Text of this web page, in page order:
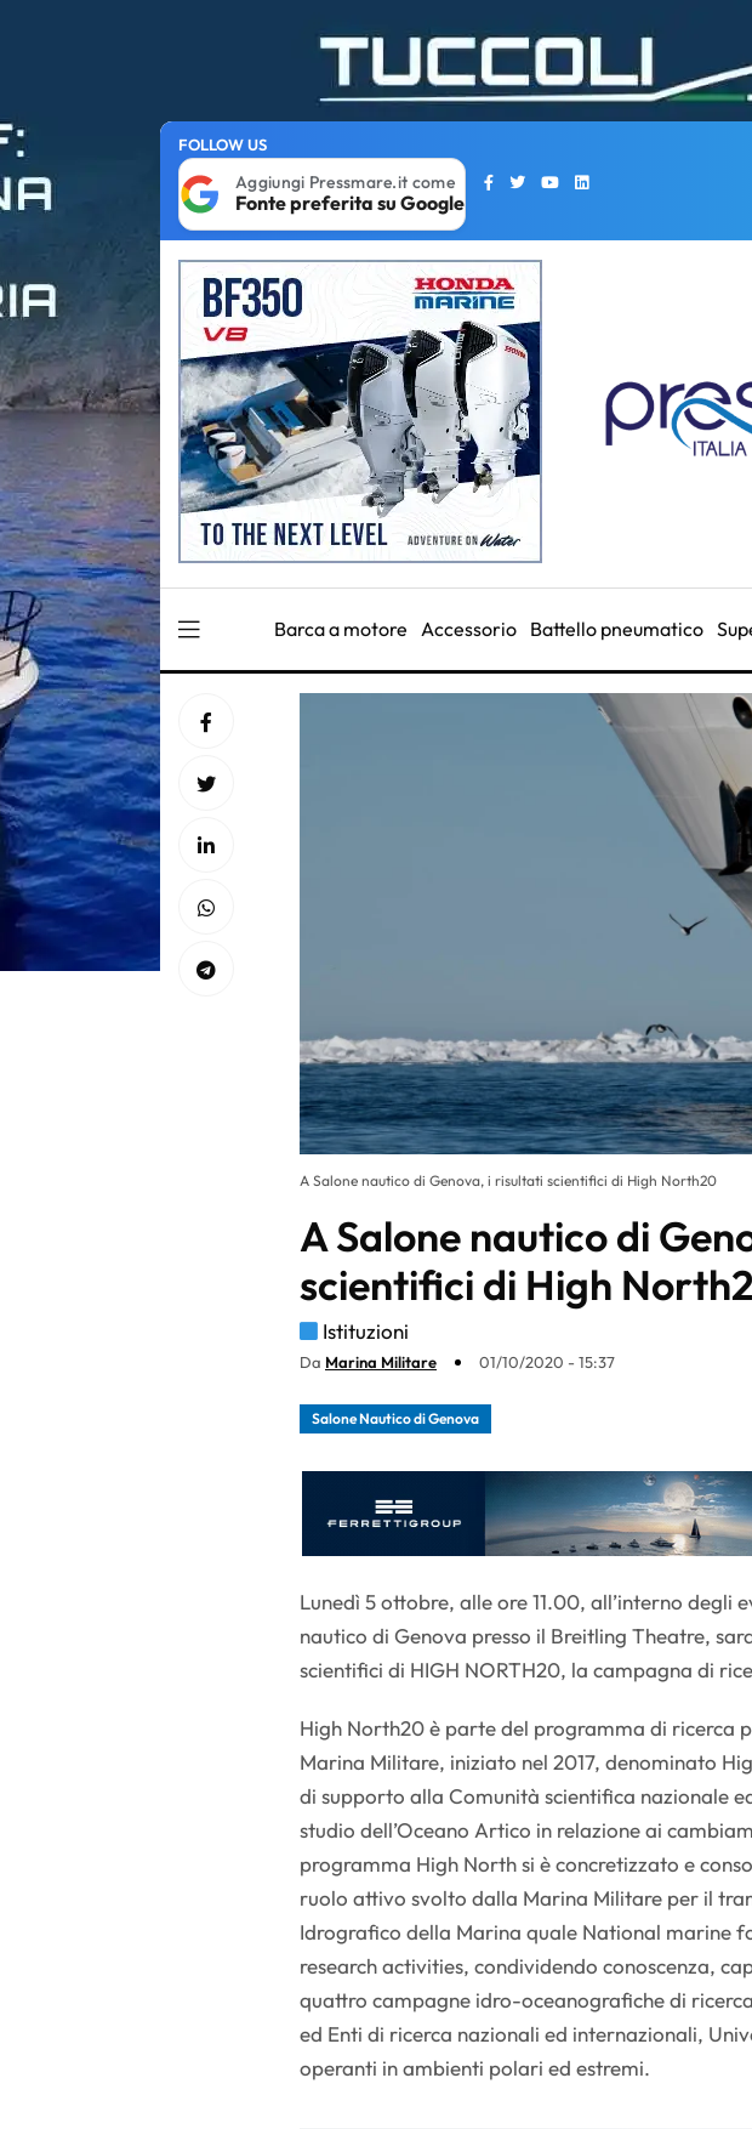
FOLLOW US
Aggiungi Pressmare.it come
Fonte preferita su Google
Barca a motore Accessorio Battello pneumatico
A Salone nautico di Genova, i risultati scientifici di High North20
A Salone nautico di
scientifici di High
Istituzioni
Da Marina Militare 01/10/2020 - 15:37
Salone Nautico di Genova
Lunedì 5 ottobre, alle ore 11.00, all’interno degli
nautico di Genova presso il Breitling Theatre,
scientifici di HIGH NORTH20, la campagna di
High North20 è parte del programma di ricerca
Marina Militare, iniziato nel 2017, denominato
di supporto alla Comunità scientifica nazionale
studio dell’Oceano Artico in relazione ai
programma High North si è concretizzato e
ruolo attivo svolto dalla Marina Militare per il
Idrografico della Marina quale National marine
research activities, condividendo conoscenza,
quattro campagne idro-oceanografiche di
ed Enti di ricerca nazionali ed internazionali,
operanti in ambienti polari ed estremi.